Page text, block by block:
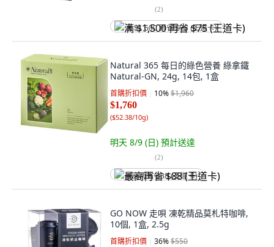
(2)
满 $1,500 再省 $75 (王道卡)
Natural 365 每日的綠色營養 綠拿鐵
Natural-GN, 24g, 14包, 1盒
首購折扣價 10%$1,960
$1,760
($52.38/10g)
明天 8/9 (日) 預計送達
(2)
最高再省 $88 (王道卡)
GO NOW 走唄 凍乾精品莫札特咖啡,
10個, 1盒, 2.5g
首購折扣價 36%$550